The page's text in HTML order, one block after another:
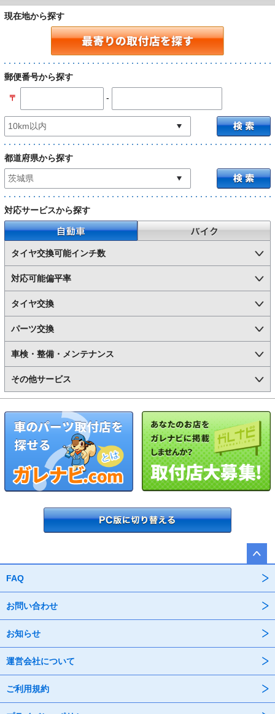
現在地から探す
郵便番号から探す
〒 -
都道府県から探す
対応サービスから探す
自動車
タイヤ交換可能インチ数
対応可能偏平率
タイヤ交換
パーツ交換
車検・整備・メンテナンス
その他サービス
FAQ
お問い合わせ
お知らせ
運営会社について
ご利用規約